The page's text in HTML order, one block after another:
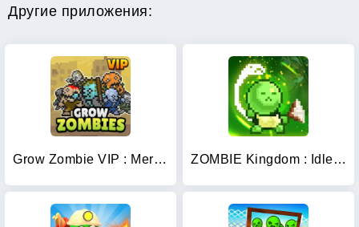
Другие приложения:
Grow Zombie VIP : Merge Zombie ZOMBIE Kingdom : Idle RPG